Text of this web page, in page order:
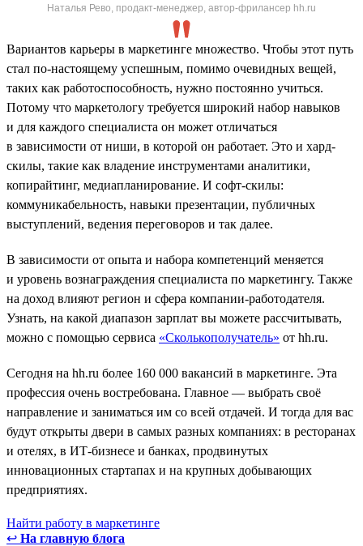
Наталья Рево, продакт-менеджер, автор-фрилансер hh.ru
Вариантов карьеры в маркетинге множество. Чтобы этот путь
стал по-настоящему успешным, помимо очевидных вещей,
таких как работоспособность, нужно постоянно учиться.
Потому что маркетологу требуется широкий набор навыков
и для каждого специалиста он может отличаться
в зависимости от ниши, в которой он работает. Это и хард-
скилы, такие как владение инструментами аналитики,
копирайтинг, медиапланирование. И софт-скилы:
коммуникабельность, навыки презентации, публичных
выступлений, ведения переговоров и так далее.
В зависимости от опыта и набора компетенций меняется
и уровень вознаграждения специалиста по маркетингу. Также
на доход влияют регион и сфера компании-работодателя.
Узнать, на какой диапазон зарплат вы можете рассчитывать,
можно с помощью сервиса «Сколькополучатель» от hh.ru.
Сегодня на hh.ru более 160 000 вакансий в маркетинге. Эта
профессия очень востребована. Главное — выбрать своё
направление и заниматься им со всей отдачей. И тогда для вас
будут открыты двери в самых разных компаниях: в ресторанах
и отелях, в ИТ-бизнесе и банках, продвинутых
инновационных стартапах и на крупных добывающих
предприятиях.
Найти работу в маркетинге
↩ На главную блога